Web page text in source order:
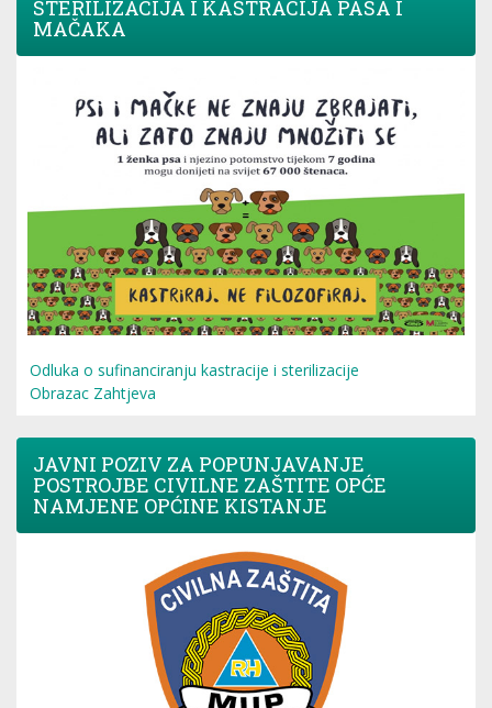
STERILIZACIJA I KASTRACIJA PASA I
MAČAKA
Odluka o sufinanciranju kastracije i sterilizacije
Obrazac Zahtjeva
JAVNI POZIV ZA POPUNJAVANJE
POSTROJBE CIVILNE ZAŠTITE OPĆE
NAMJENE OPĆINE KISTANJE